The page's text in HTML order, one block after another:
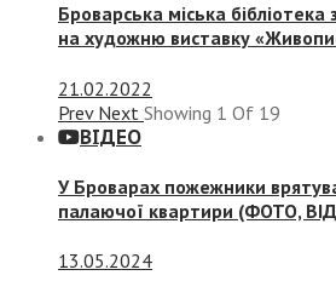
Броварська міська
на художню виставку
21.02.2022
Prev Next Showing 1 Of 19
ВІДЕО
У Броварах пожежники
палаючої квартири (ФОТО,
13.05.2024